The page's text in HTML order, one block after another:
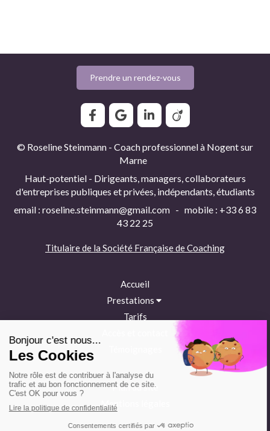
Prendre un rendez-vous
© Roseline Steinmann - Coach professionnel à Nogent sur
Marne
Haut-potentiel - Dirigeants, managers, collaborateurs
d'entreprises publiques et privées, indépendants, étudiants
email : roseline.steinmann@gmail.com - mobile : +33 6 83
43 22 25
Titulaire de la Société Française de Coaching
Accueil
Prestations
Tarifs
Plan du site
Mentions légales